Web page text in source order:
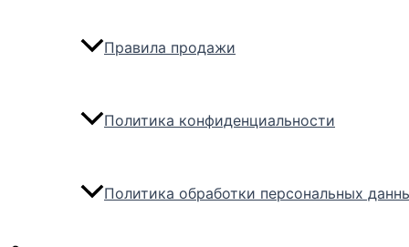
Правила продажи
Политика конфиденциальности
Политика обработки персональных